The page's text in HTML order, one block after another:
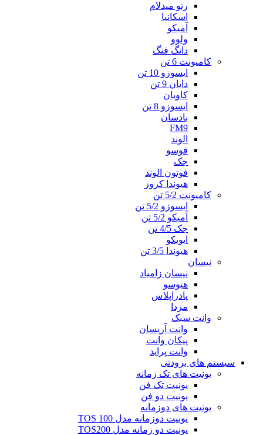
رنو میدلام
اسکانیا
آمیکو
ولوو
دانگ فنگ
کامیونت 6 تن
ایسوزو 10 تن
دایان 9 تن
کاویان
ایسوزو 8 تن
بادسان
FM9
الوند
فوسو
جک
فوتون الوند
هیوندا کروز
کامیونت 5/2 تن
ایسوزو 5/2 تن
آمیکو 5/2 تن
جک 4/5 تن
ایویکو
هیوندا 3/5 تن
نیسان
نیسان زامیاد
هیوسو
پادراپلاس
مزدا
وانت سبک
وانت آریسان
پیکان وانت
وانت پراید
سیستم های برودتی
یونیت های تک زمانه
یونیت تک فن
یونیت دو فن
یونیت های دوزمانه
یونیت دوزمانه مدل TOS 100
یونیت دو زمانه مدل TOS200